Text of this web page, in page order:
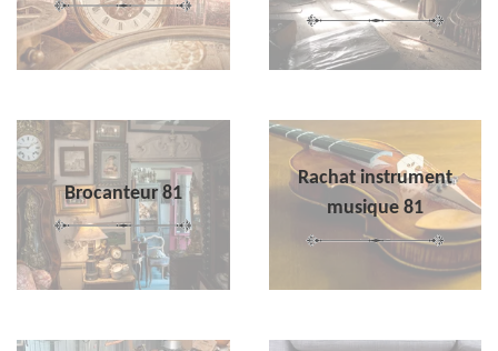
Brocanteur 81
Rachat instrument
musique 81